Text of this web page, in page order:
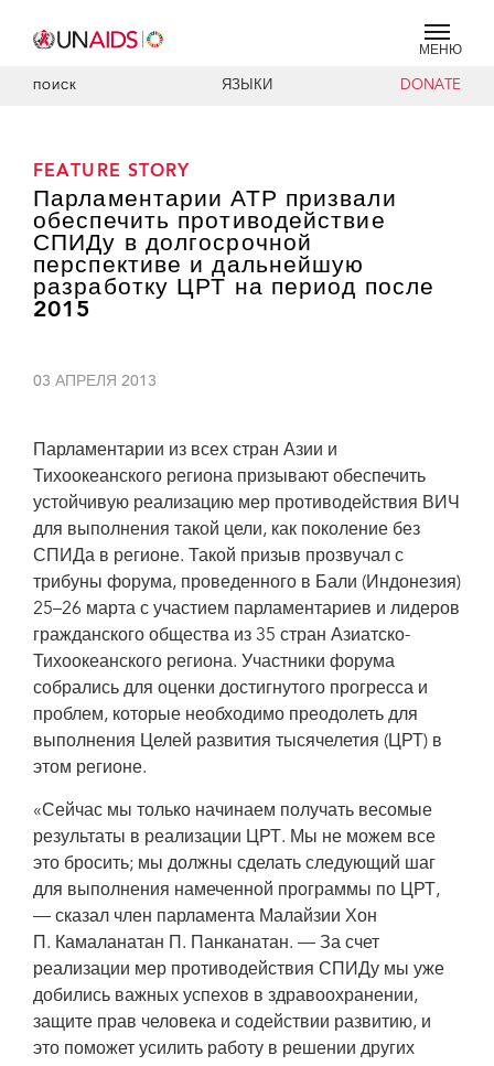
МЕНЮ
ПОИСК ЯЗЫКИ DONATE
FEATURE STORY
Парламентарии АТР призвали
обеспечить противодействие
СПИДу в долгосрочной
перспективе и дальнейшую
разработку ЦРТ на период после
2015
03 АПРЕЛЯ 2013
Парламентарии из всех стран Азии и
Тихоокеанского региона призывают обеспечить
устойчивую реализацию мер противодействия ВИЧ
для выполнения такой цели, как поколение без
СПИДа в регионе. Такой призыв прозвучал с
трибуны форума, проведенного в Бали (Индонезия)
25–26 марта с участием парламентариев и лидеров
гражданского общества из 35 стран Азиатско-
Тихоокеанского региона. Участники форума
собрались для оценки достигнутого прогресса и
проблем, которые необходимо преодолеть для
выполнения Целей развития тысячелетия (ЦРТ) в
этом регионе.
«Сейчас мы только начинаем получать весомые
результаты в реализации ЦРТ. Мы не можем все
это бросить; мы должны сделать следующий шаг
для выполнения намеченной программы по ЦРТ,
— сказал член парламента Малайзии Хон
П. Камаланатан П. Панканатан. — За счет
реализации мер противодействия СПИДу мы уже
добились важных успехов в здравоохранении,
защите прав человека и содействии развитию, и
это поможет усилить работу в решении других